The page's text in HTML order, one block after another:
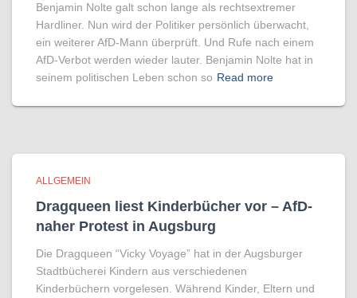
Benjamin Nolte galt schon lange als rechtsextremer
Hardliner. Nun wird der Politiker persönlich überwacht,
ein weiterer AfD-Mann überprüft. Und Rufe nach einem
AfD-Verbot werden wieder lauter. Benjamin Nolte hat in
seinem politischen Leben schon so Read more
ALLGEMEIN
Dragqueen liest Kinderbücher vor – AfD-
naher Protest in Augsburg
Die Dragqueen “Vicky Voyage” hat in der Augsburger
Stadtbücherei Kindern aus verschiedenen
Kinderbüchern vorgelesen. Während Kinder, Eltern und